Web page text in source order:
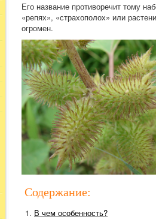
Его название противоречит тому
«репях», «страхополох» или
огромен.
Содержание:
В чем особенность?